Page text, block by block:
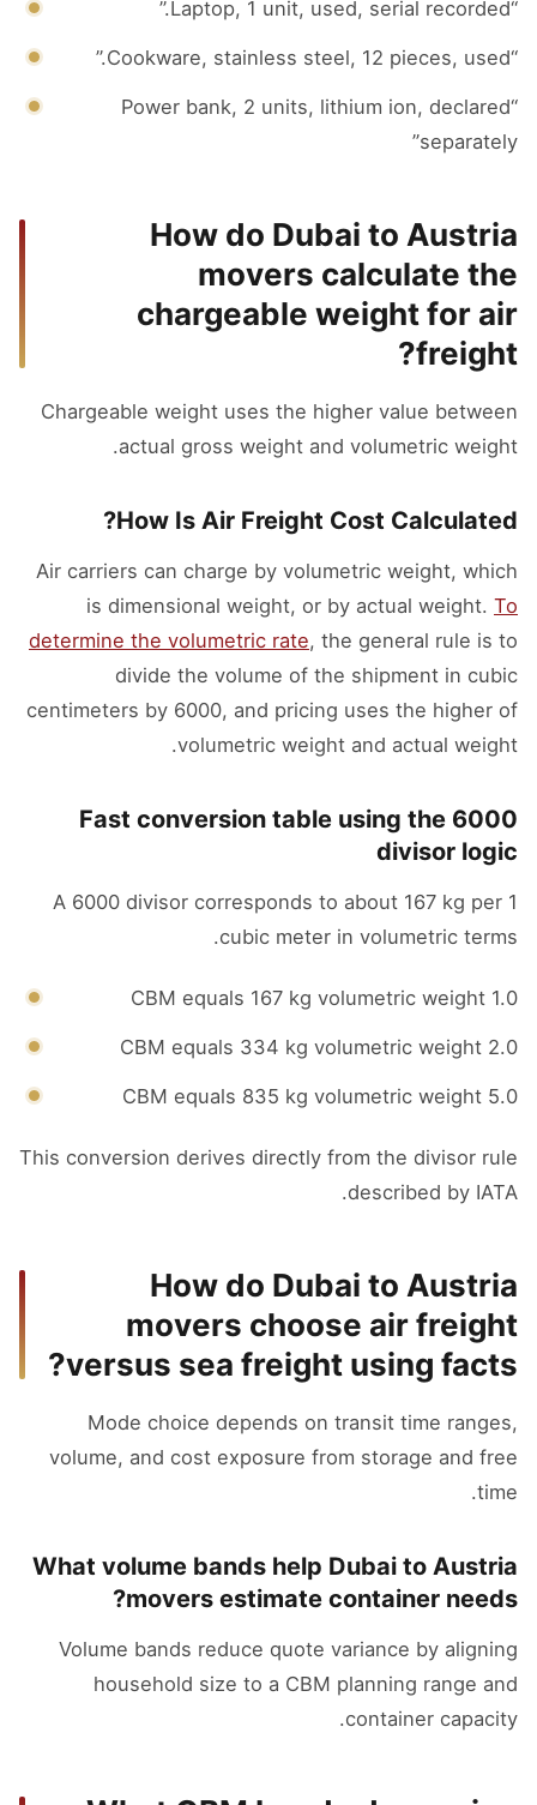
“Power bank, 2 units, lithium ion, declared
separately”
How do Dubai to Austria
movers calculate the
chargeable weight for air
freight?
Chargeable weight uses the higher value between
actual gross weight and volumetric weight.
How Is Air Freight Cost Calculated?
Air carriers can charge by volumetric weight, which
is dimensional weight, or by actual weight.To
determine the volumetric rate , the general rule is to
divide the volume of the shipment in cubic
centimeters by 6000, and pricing uses the higher of
volumetric weight and actual weight.
Fast conversion table using the 6000
divisor logic
A 6000 divisor corresponds to about 167 kg per 1
cubic meter in volumetric terms.
1.0 CBM equals 167 kg volumetric weight
2.0 CBM equals 334 kg volumetric weight
5.0 CBM equals 835 kg volumetric weight
This conversion derives directly from the divisor rule
described by IATA.
How do Dubai to Austria
movers choose air freight
versus sea freight using facts?
Mode choice depends on transit time ranges,
volume, and cost exposure from storage and free
time.
What volume bands help Dubai to Austria
movers estimate container needs?
Volume bands reduce quote variance by aligning
household size to a CBM planning range and
container capacity.